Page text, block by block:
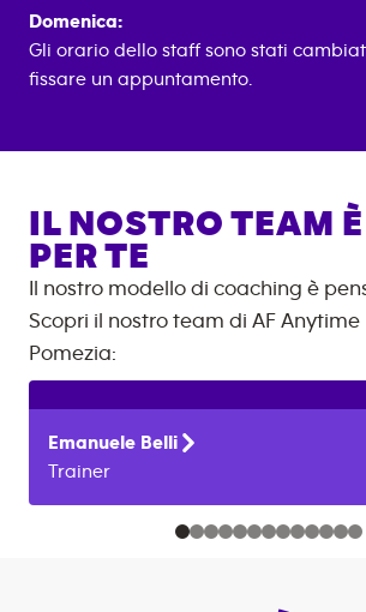
Domenica:
Gli orario dello staff sono stati
fissare un appuntamento.
IL NOSTRO TEAM È
PER TE
Il nostro modello di coaching è
Scopri il nostro team di AF Anytime
Pomezia:
Emanuele Belli
Trainer